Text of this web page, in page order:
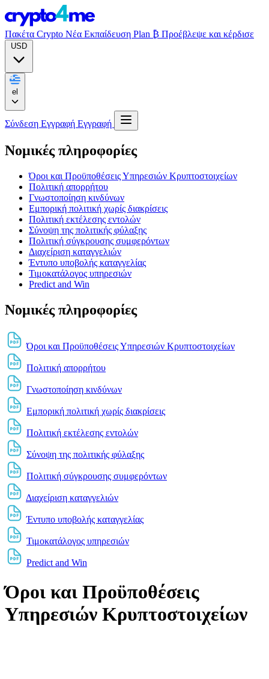
Πακέτα Crypto Νέα Εκπαίδευση Plan ₿ Προέβλεψε και κέρδισε
Σύνδεση Εγγραφή Εγγραφή
Νομικές πληροφορίες
Όροι και Προϋποθέσεις Υπηρεσιών Κρυπτοστοιχείων
Πολιτική απορρήτου
Γνωστοποίηση κινδύνων
Εμπορική πολιτική χωρίς διακρίσεις
Πολιτική εκτέλεσης εντολών
Σύνοψη της πολιτικής φύλαξης
Πολιτική σύγκρουσης συμφερόντων
Διαχείριση καταγγελιών
Έντυπο υποβολής καταγγελίας
Τιμοκατάλογος υπηρεσιών
Predict and Win
Νομικές πληροφορίες
Όροι και Προϋποθέσεις Υπηρεσιών Κρυπτοστοιχείων
Πολιτική απορρήτου
Γνωστοποίηση κινδύνων
Εμπορική πολιτική χωρίς διακρίσεις
Πολιτική εκτέλεσης εντολών
Σύνοψη της πολιτικής φύλαξης
Πολιτική σύγκρουσης συμφερόντων
Διαχείριση καταγγελιών
Έντυπο υποβολής καταγγελίας
Τιμοκατάλογος υπηρεσιών
Predict and Win
Όροι και Προϋποθέσεις
Υπηρεσιών Κρυπτοστοιχείων